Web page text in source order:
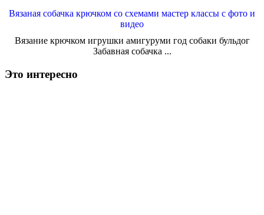
Вязаная собачка крючком со схемами мастер классы с фото и
видео
Вязание крючком игрушки амигуруми год собаки бульдог
Забавная собачка ...
Это интересно